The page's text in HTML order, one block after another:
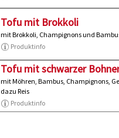
Tofu mit Brokkoli
mit Brokkoli, Champignons und
Produktinfo
Tofu mit schwarzer
mit Möhren, Bambus, Champignons,
dazu Reis
Produktinfo